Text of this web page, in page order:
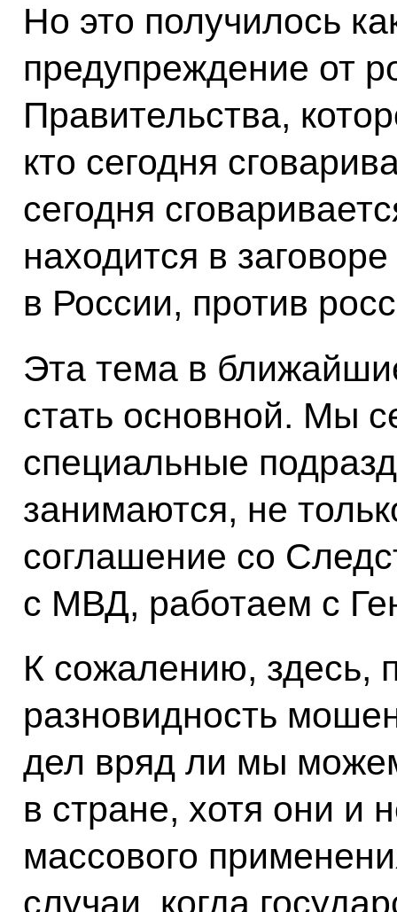
Но это получилось
предупреждение от
Правительства,
кто сегодня
сегодня
находится в
в России, против
Эта тема в
стать основной. Мы
специальные
занимаются, не
соглашение со
с МВД, работаем с
К сожалению, здесь,
разновидность
дел вряд ли мы
в стране, хотя они и
массового
случаи, когда